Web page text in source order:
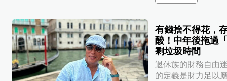
有錢捨不得花，
酸！中年後拖過
剩垃圾時間
退休族的財務自由
的定義是財力足以